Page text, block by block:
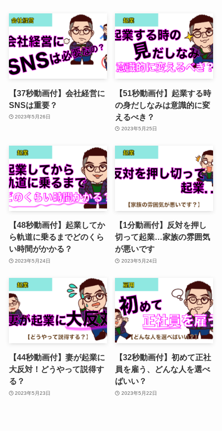
【37秒動画付】会社経営に
SNSは重要？
2023年5月26日
【51秒動画付】起業する時
の身だしなみは意識的に変
えるべき？
2023年5月25日
【48秒動画付】起業してか
ら軌道に乗るまでどのくら
い時間がかかる？
2023年5月24日
【1分動画付】反対を押し
切って起業…家族の雰囲気
が悪いです
2023年5月24日
【44秒動画付】妻が起業に
大反対！どうやって説得す
る？
2023年5月23日
【32秒動画付】初めて正社
員を雇う、どんな人を選べ
ばいい？
2023年5月22日